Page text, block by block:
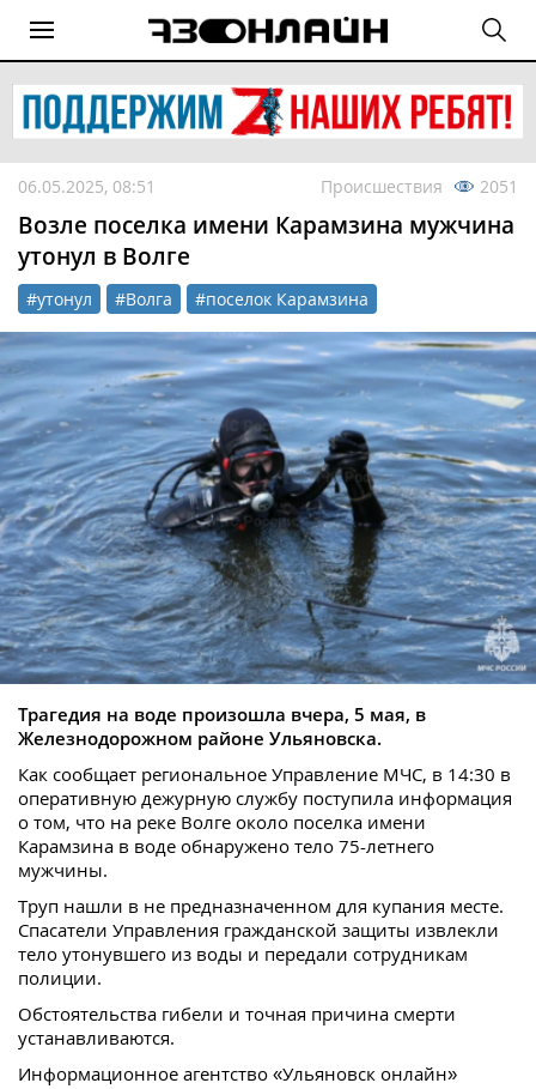
06.05.2025, 08:51 Происшествия 2051
Возле поселка имени Карамзина мужчина
утонул в Волге
#утонул #Волга #поселок Карамзина
Трагедия на воде произошла вчера, 5 мая, в
Железнодорожном районе Ульяновска.
Как сообщает региональное Управление МЧС, в 14:30 в
оперативную дежурную службу поступила информация
о том, что на реке Волге около поселка имени
Карамзина в воде обнаружено тело 75-летнего
мужчины.
Труп нашли в не предназначенном для купания месте.
Спасатели Управления гражданской защиты извлекли
тело утонувшего из воды и передали сотрудникам
полиции.
Обстоятельства гибели и точная причина смерти
устанавливаются.
Информационное агентство «Ульяновск онлайн»